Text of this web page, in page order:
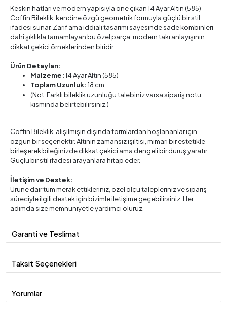
Keskin hatları ve modern yapısıyla öne çıkan 14 Ayar Altın (585)
Coffin Bileklik, kendine özgü geometrik formuyla güçlü bir stil
ifadesi sunar. Zarif ama iddialı tasarımı sayesinde sade kombinleri
dahi şıklıkla tamamlayan bu özel parça, modern takı anlayışının
dikkat çekici örneklerinden biridir.
Ürün Detayları:
Malzeme:14 Ayar Altın (585)
Toplam Uzunluk:18 cm
(Not: Farklı bileklik uzunluğu talebiniz varsa sipariş notu
kısmında belirtebilirsiniz.)
Coffin Bileklik, alışılmışın dışında formlardan hoşlananlar için
özgün bir seçenektir. Altının zamansız ışıltısı, mimari bir estetikle
birleşerek bileğinizde dikkat çekici ama dengeli bir duruş yaratır.
Güçlü bir stil ifadesi arayanlara hitap eder.
İletişim ve Destek:
Ürüne dair tüm merak ettikleriniz, özel ölçü talepleriniz ve sipariş
süreciyle ilgili destek için bizimle iletişime geçebilirsiniz. Her
adımda size memnuniyetle yardımcı oluruz.
Garanti ve Teslimat
Taksit Seçenekleri
Yorumlar